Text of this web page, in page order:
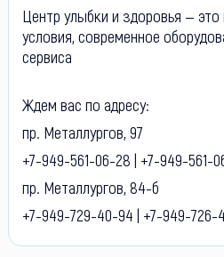
Центр улыбки и здоровья —
условия, современное
сервиса
Ждем вас по адресу:
пр. Металлургов, 97
+7-949-561-06-28 | +7-949-561-
пр. Металлургов, 84-б
+7-949-729-40-94 | +7-949-